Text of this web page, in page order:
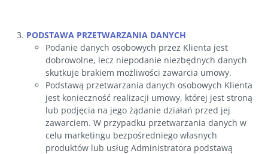
PODSTAWA PRZETWARZANIA DANYCH
Podanie danych osobowych przez Klienta jest
dobrowolne, lecz niepodanie niezbędnych danych
skutkuje brakiem możliwości zawarcia umowy.
Podstawą przetwarzania danych osobowych Klienta
jest konieczność realizacji umowy, której jest stroną
lub podjęcia na jego żądanie działań przed jej
zawarciem. W przypadku przetwarzania danych w
celu marketingu bezpośredniego własnych
produktów lub usług Administratora podstawą